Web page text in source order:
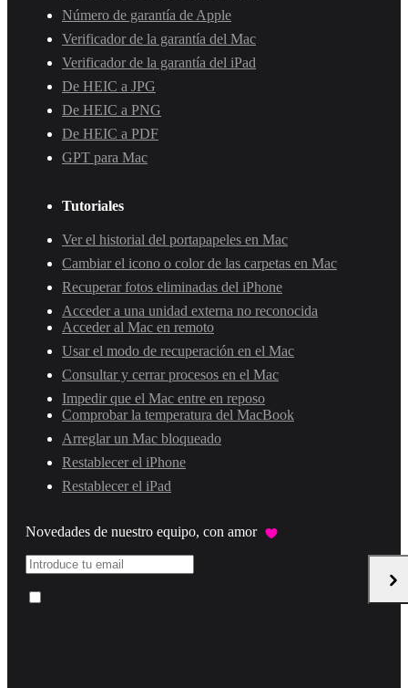
Número de garantía de Apple
Verificador de la garantía del Mac
Verificador de la garantía del iPad
De HEIC a JPG
De HEIC a PNG
De HEIC a PDF
GPT para Mac
Tutoriales
Ver el historial del portapapeles en Mac
Cambiar el icono o color de las carpetas en Mac
Recuperar fotos eliminadas del iPhone
Acceder a una unidad externa no reconocida
Acceder al Mac en remoto
Usar el modo de recuperación en el Mac
Consultar y cerrar procesos en el Mac
Impedir que el Mac entre en reposo
Comprobar la temperatura del MacBook
Arreglar un Mac bloqueado
Restablecer el iPhone
Restablecer el iPad
Novedades de nuestro equipo, con amor